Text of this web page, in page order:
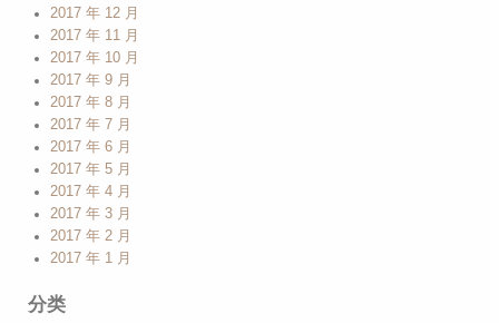
2017 年 12 月
2017 年 11 月
2017 年 10 月
2017 年 9 月
2017 年 8 月
2017 年 7 月
2017 年 6 月
2017 年 5 月
2017 年 4 月
2017 年 3 月
2017 年 2 月
2017 年 1 月
分类